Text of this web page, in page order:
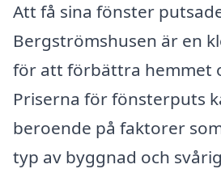
Att få sina fönster
Bergströmshusen är en
för att förbättra hemmet
Priserna för fönsterputs
beroende på faktorer
typ av byggnad och